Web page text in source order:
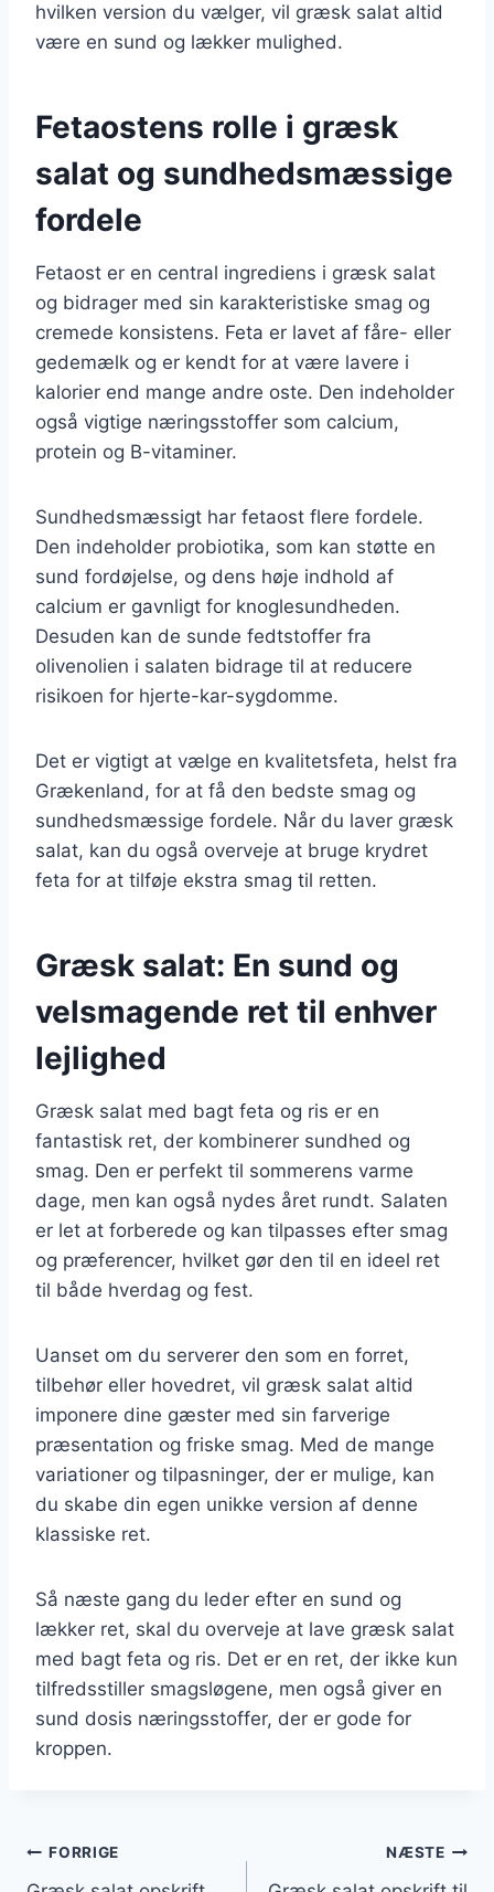
hvilken version du vælger, vil græsk salat altid
være en sund og lækker mulighed.
Fetaostens rolle i græsk
salat og sundhedsmæssige
fordele
Fetaost er en central ingrediens i græsk salat
og bidrager med sin karakteristiske smag og
cremede konsistens. Feta er lavet af fåre- eller
gedemælk og er kendt for at være lavere i
kalorier end mange andre oste. Den indeholder
også vigtige næringsstoffer som calcium,
protein og B-vitaminer.
Sundhedsmæssigt har fetaost flere fordele.
Den indeholder probiotika, som kan støtte en
sund fordøjelse, og dens høje indhold af
calcium er gavnligt for knoglesundheden.
Desuden kan de sunde fedtstoffer fra
olivenolien i salaten bidrage til at reducere
risikoen for hjerte-kar-sygdomme.
Det er vigtigt at vælge en kvalitetsfeta, helst fra
Grækenland, for at få den bedste smag og
sundhedsmæssige fordele. Når du laver græsk
salat, kan du også overveje at bruge krydret
feta for at tilføje ekstra smag til retten.
Græsk salat: En sund og
velsmagende ret til enhver
lejlighed
Græsk salat med bagt feta og ris er en
fantastisk ret, der kombinerer sundhed og
smag. Den er perfekt til sommerens varme
dage, men kan også nydes året rundt. Salaten
er let at forberede og kan tilpasses efter smag
og præferencer, hvilket gør den til en ideel ret
til både hverdag og fest.
Uanset om du serverer den som en forret,
tilbehør eller hovedret, vil græsk salat altid
imponere dine gæster med sin farverige
præsentation og friske smag. Med de mange
variationer og tilpasninger, der er mulige, kan
du skabe din egen unikke version af denne
klassiske ret.
Så næste gang du leder efter en sund og
lækker ret, skal du overveje at lave græsk salat
med bagt feta og ris. Det er en ret, der ikke kun
tilfredsstiller smagsløgene, men også giver en
sund dosis næringsstoffer, der er gode for
kroppen.
Indlægsnavigation
FORRIGE NÆSTE